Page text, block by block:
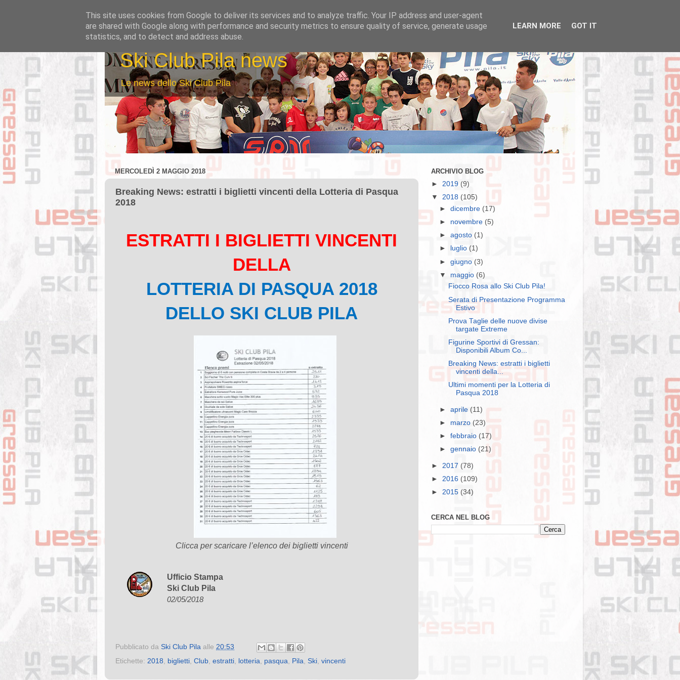
Ski Club Pila news
Le news dello Ski Club Pila
MERCOLEDÌ 2 MAGGIO 2018
Breaking News: estratti i biglietti vincenti della Lotteria di Pasqua
2018
ESTRATTI I BIGLIETTI VINCENTI
DELLA
LOTTERIA DI PASQUA 2018
DELLO SKI CLUB PILA
Clicca per scaricare l’elenco dei biglietti vincenti
Ufficio Stampa
Ski Club Pila
02/05/2018
Pubblicato da Ski Club Pila alle 20:53
Etichette: 2018 biglietti Club estratti lotteria pasqua Pila Ski vincenti
ARCHIVIO BLOG
► 2019 (9)
▼ 2018 (105)
►dicembre (17)
► novembre (5)
►agosto (1)
►
luglio (1)
►giugno (3)
▼ maggio (6)
Fiocco Rosa allo Ski Club Pila!
Serata di Presentazione Programma
Estivo
Prova Taglie delle nuove divise
targate Extreme
Figurine Sportivi di Gressan:
Disponibili Album Co...
Breaking News: estratti i biglietti
vincenti della...
Ultimi momenti per la Lotteria di
Pasqua 2018
►aprile (11)
► marzo(23)
►febbraio (17)
►gennaio (21)
► 2017 (78)
► 2016 (109)
► 2015 (34)
CERCA NEL BLOG
This site uses cookies from Google to deliver its services and to analyze traffic. Your IP address and user-agent
are shared with Google along with performance and security metrics to ensure quality of service, generate usage
statistics, and to detect and address abuse.
LEARN MORE GOT IT